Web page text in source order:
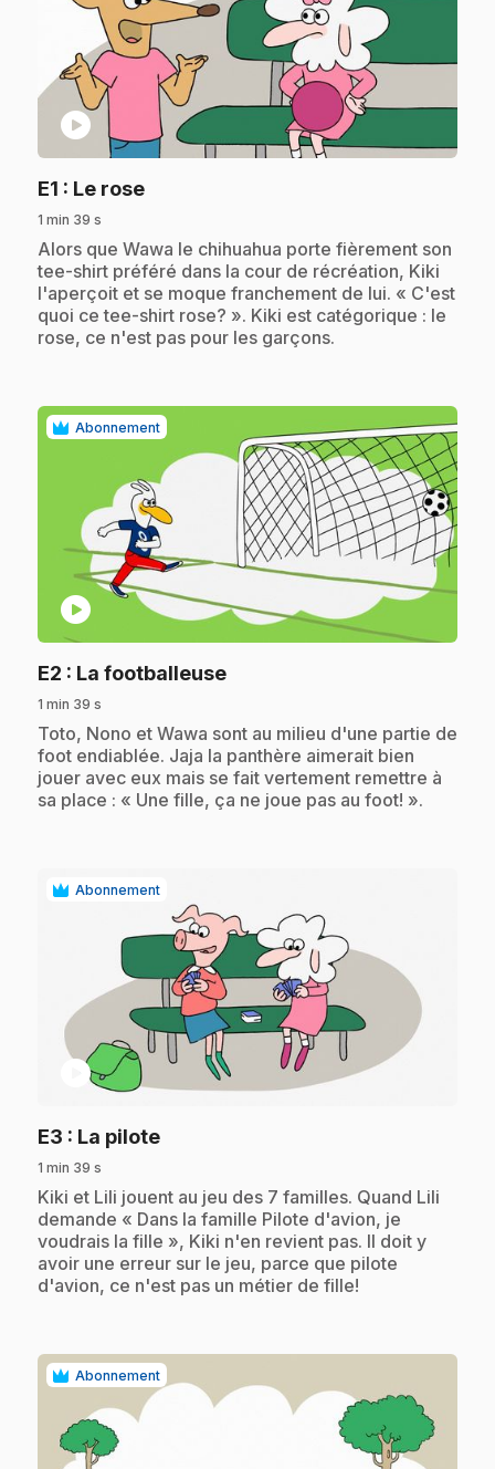
play_circle
E1 : Le rose.
1 min 39 s
.Alors que Wawa le chihuahua porte fièrement son
tee-shirt préféré dans la cour de récréation, Kiki
l'aperçoit et se moque franchement de lui. « C'est
quoi ce tee-shirt rose? ». Kiki est catégorique : le
rose, ce n'est pas pour les garçons.
Abonnement
play_circle
E2 : La footballeuse.
1 min 39 s
.Toto, Nono et Wawa sont au milieu d'une partie de
foot endiablée. Jaja la panthère aimerait bien
jouer avec eux mais se fait vertement remettre à
sa place : « Une fille, ça ne joue pas au foot! ».
Abonnement
play_circle
E3 : La pilote.
1 min 39 s
.Kiki et Lili jouent au jeu des 7 familles. Quand Lili
demande « Dans la famille Pilote d'avion, je
voudrais la fille », Kiki n'en revient pas. Il doit y
avoir une erreur sur le jeu, parce que pilote
d'avion, ce n'est pas un métier de fille!
Abonnement